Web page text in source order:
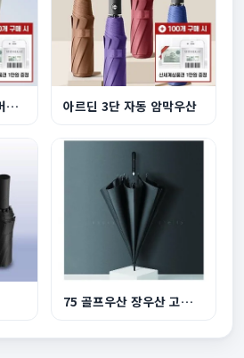
라볼레이 RB11 10K 버클형 3단 자동 양우산 아르딘 3단 자동 암막우산
75 골프우산 장우산 고급우산 UV차단 코팅